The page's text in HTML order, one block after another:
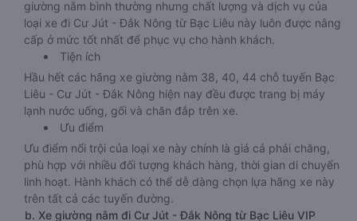
giường nằm bình thường nhưng chất lượng và dịch vụ của
loại xe đi Cư Jút - Đắk Nông từ Bạc Liêu này luôn được nâng
cấp ở mức tốt nhất để phục vụ cho hành khách.
Tiện ích
Hầu hết các hãng xe giường nằm 38, 40, 44 chỗ tuyến Bạc
Liêu - Cư Jút - Đắk Nông hiện nay đều được trang bị máy
lạnh nước uống, gối và chăn đắp trên xe.
Ưu điểm
Ưu điểm nổi trội của loại xe này chính là giá cả phải chăng,
phù hợp với nhiều đối tượng khách hàng, thời gian di chuyển
linh hoạt. Hành khách có thể dễ dàng chọn lựa hãng xe này
trên tất cả các tuyến đường.
b. Xe giường nằm đi Cư Jút - Đắk Nông từ Bạc Liêu VIP